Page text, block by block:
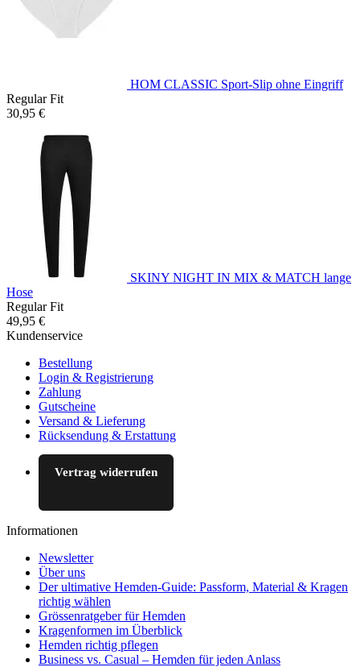
HOM CLASSIC Sport-Slip ohne Eingriff
Regular Fit
30,95 €
SKINY NIGHT IN MIX & MATCH lange
Hose
Regular Fit
49,95 €
Kundenservice
Bestellung
Login & Registrierung
Zahlung
Gutscheine
Versand & Lieferung
Rücksendung & Erstattung
Vertrag widerrufen
Informationen
Newsletter
Über uns
Der ultimative Hemden-Guide: Passform, Material & Kragen
richtig wählen
Grössenratgeber für Hemden
Kragenformen im Überblick
Hemden richtig pflegen
Business vs. Casual – Hemden für jeden Anlass